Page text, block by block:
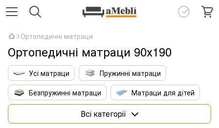
Ортопедичні матраци
Ортопедичні матраци 90х190
Усі матраци
Пружинні матраци
Безпружинні матраци
Матраци для дітей
Матраци 160х200 см
Преміум матраци
Всі категорії